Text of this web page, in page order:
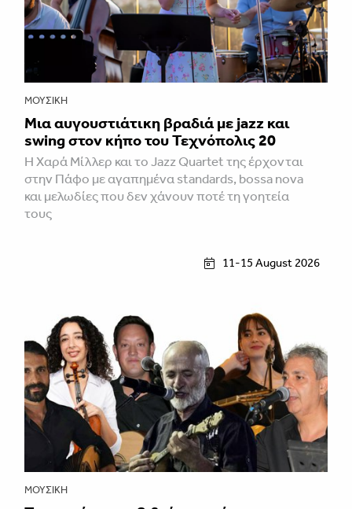
ΜΟΥΣΙΚΉ
Μια αυγουστιάτικη βραδιά με jazz και
swing στον κήπο του Τεχνόπολις 20
Η Χαρά Μίλλερ και το Jazz Quartet της έρχονται
στην Πάφο με αγαπημένα standards, bossa nova
και μελωδίες που δεν χάνουν ποτέ τη γοητεία
τους
11-15 August 2026
ΜΟΥΣΙΚΉ